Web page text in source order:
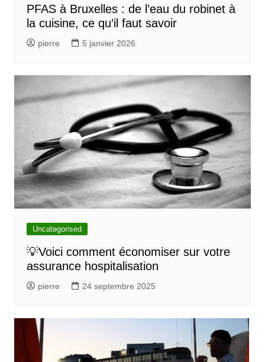
PFAS à Bruxelles : de l’eau du robinet à
la cuisine, ce qu’il faut savoir
pierre 5 janvier 2026
Uncategorised
💡Voici comment économiser sur votre
assurance hospitalisation
pierre 24 septembre 2025